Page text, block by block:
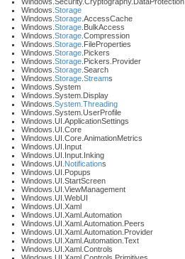
Windows. Storage
Windows. Storage .AccessCache
Windows. Storage .BulkAccess
Windows. Storage .Compression
Windows. Storage .FileProperties
Windows. Storage .Pickers
Windows. Storage .Pickers.Provider
Windows. Storage .Search
Windows. Storage Streams
Windows.System
Windows.System.Display
Windows. System.Threading
Windows.System.UserProfile
Windows.UI.ApplicationSettings
Windows.UI.Core
Windows.UI.Core.AnimationMetrics
Windows.UI.Input
Windows.UI.Input.Inking
Windows.UI. Notifications
Windows.UI.Popups
Windows.UI.StartScreen
Windows.UI.ViewManagement
Windows.UI.WebUI
Windows.UI.Xaml
Windows.UI.Xaml.Automation
Windows.UI.Xaml.Automation.Peers
Windows.UI.Xaml.Automation.Provider
Windows.UI.Xaml.Automation.Text
Windows.UI.Xaml.Controls